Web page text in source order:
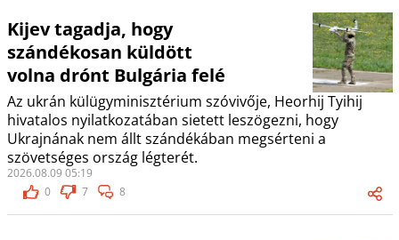
Kijev tagadja, hogy
szándékosan küldött
volna drónt Bulgária felé
Az ukrán külügyminisztérium szóvivője, Heorhij Tyihij
hivatalos nyilatkozatában sietett leszögezni, hogy
Ukrajnának nem állt szándékában megsérteni a
szövetséges ország légterét.
2026.08.09 05:19
0
7 8